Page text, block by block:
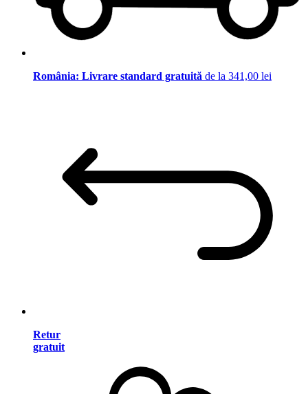
România: Livrare standard gratuită de la 341,00 lei
Retur
gratuit